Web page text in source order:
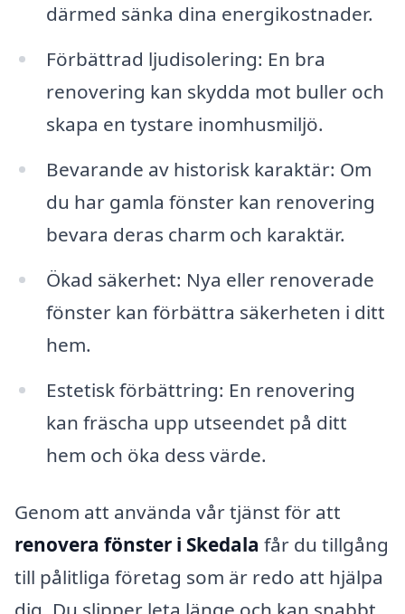
därmed sänka dina energikostnader.
Förbättrad ljudisolering: En bra
renovering kan skydda mot buller och
skapa en tystare inomhusmiljö.
Bevarande av historisk karaktär: Om
du har gamla fönster kan renovering
bevara deras charm och karaktär.
Ökad säkerhet: Nya eller renoverade
fönster kan förbättra säkerheten i ditt
hem.
Estetisk förbättring: En renovering
kan fräscha upp utseendet på ditt
hem och öka dess värde.
Genom att använda vår tjänst för att
renovera fönster i Skedala får du tillgång
till pålitliga företag som är redo att hjälpa